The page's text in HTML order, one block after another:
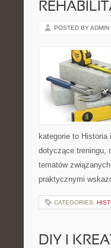
POSTED BY ADMIN
kategorie to
dotyczące treningu,
tematów
praktycznymi
CATEGORIES:
DIY I